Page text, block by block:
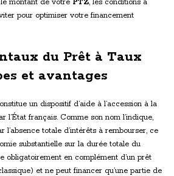
montant de votre PTZ, les conditions à
pour optimiser votre financement
du Prêt à Taux
et avantages
un dispositif d’aide à l’accession à la
l’État français. Comme son nom l’indique,
l’absence totale d’intérêts à rembourser, ce
substantielle sur la durée totale du
obligatoirement en complément d’un prêt
et ne peut financer qu’une partie de